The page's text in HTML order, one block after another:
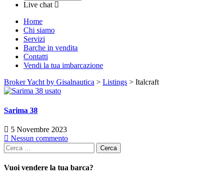
Live chat
Home
Chi siamo
Servizi
Barche in vendita
Contatti
Vendi la tua imbarcazione
Broker Yacht by Gisalnautica > Listings > Italcraft
Sarima 38
5 Novembre 2023
Nessun commento
Ricerca
per:
Vuoi vendere la tua barca?